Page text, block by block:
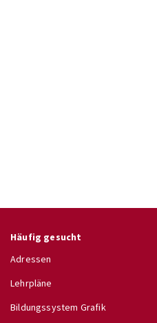
Häufig gesucht
Adressen
Lehrpläne
Bildungssystem Grafik